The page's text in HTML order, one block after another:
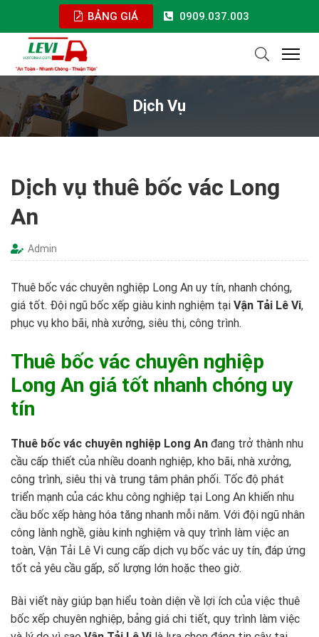
BẢNG GIÁ 0909.037.003
Dịch Vụ
Dịch vụ thuê bốc vác Long
An
Admin
Thuê bốc vác chuyên nghiệp Long An uy tín, nhanh chóng,
giá tốt. Đội ngũ bốc xếp giàu kinh nghiệm tại Vận Tải Lê Vi,
phục vụ kho bãi, nhà xưởng, siêu thị, công trình.
Thuê bốc vác chuyên nghiệp
Long An giá tốt nhanh chóng uy
tín
Thuê bốc vác chuyên nghiệp Long An đang trở thành nhu
cầu cấp thiết của nhiều doanh nghiệp, kho bãi, nhà xưởng,
công trình, siêu thị và trung tâm phân phối. Tốc độ phát
triển mạnh của các khu công nghiệp tại Long An khiến nhu
cầu bốc xếp hàng hóa tăng nhanh mỗi năm. Với đội ngũ nhân
công lành nghề, giàu kinh nghiệm và quy trình làm việc an
toàn, Vận Tải Lê Vi cung cấp dịch vụ bốc vác uy tín, đáp ứng
tốt cả yêu cầu gấp, số lượng lớn hoặc theo giờ.
Bài viết này giúp bạn hiểu toàn diện về lợi ích của việc thuê
bốc xếp chuyên nghiệp, bảng giá chi tiết, quy trình làm việc